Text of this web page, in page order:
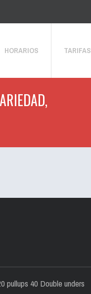
HORARIOS TARIFAS
pullups 40 Double unders